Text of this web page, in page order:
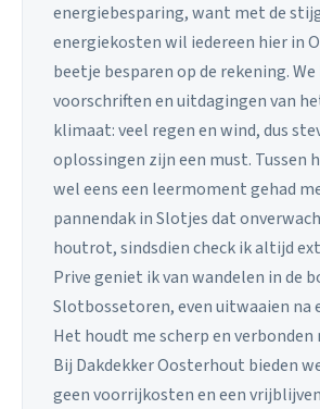
energiebesparing, want met de
energiekosten wil iedereen hier in
beetje besparen op de rekening. We
voorschriften en uitdagingen van
klimaat: veel regen en wind, dus
oplossingen zijn een must. Tussen
wel eens een leermoment gehad
pannendak in Slotjes dat
houtrot, sindsdien check ik altijd
Prive geniet ik van wandelen in de
Slotbossetoren, even uitwaaien na
Het houdt me scherp en verbonden
Bij Dakdekker Oosterhout bieden
geen voorrijkosten en een